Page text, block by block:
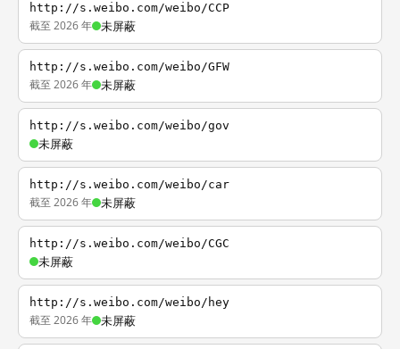
http://s.weibo.com/weibo/CCP
截至 2026 年 未屏蔽
http://s.weibo.com/weibo/GFW
截至 2026 年 未屏蔽
http://s.weibo.com/weibo/gov
未屏蔽
http://s.weibo.com/weibo/car
截至 2026 年 未屏蔽
http://s.weibo.com/weibo/CGC
未屏蔽
http://s.weibo.com/weibo/hey
截至 2026 年 未屏蔽